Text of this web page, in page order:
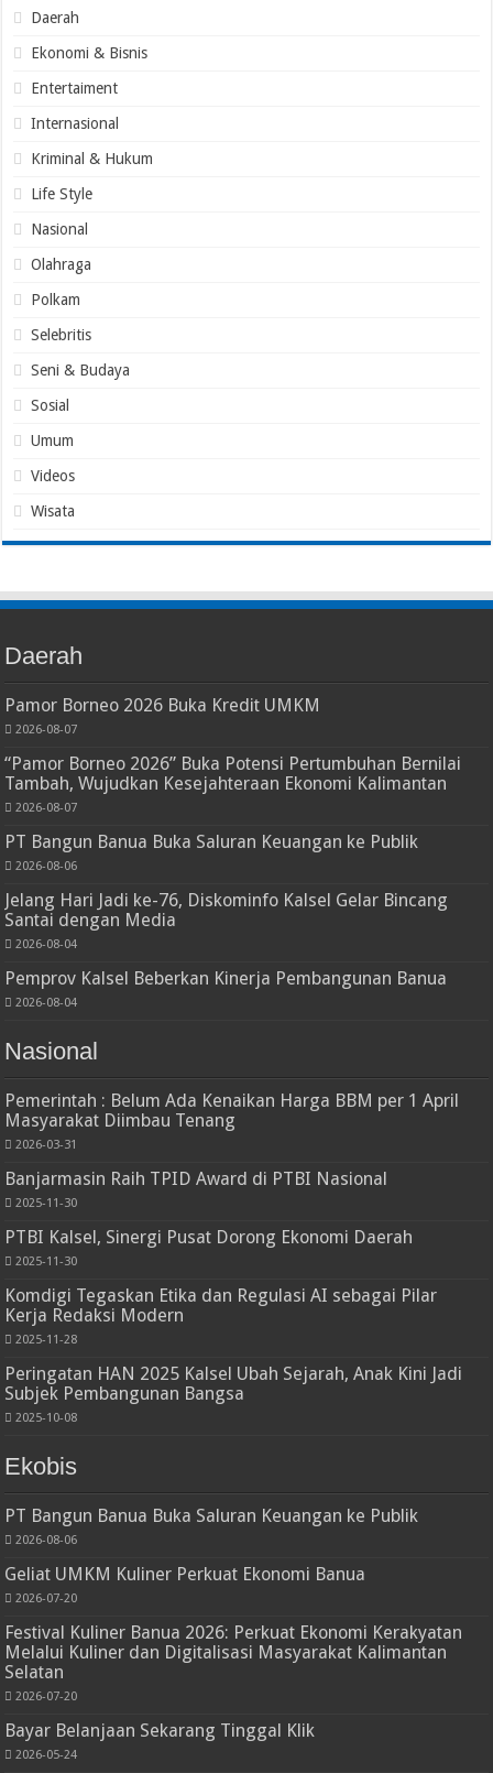
Daerah
Ekonomi & Bisnis
Entertaiment
Internasional
Kriminal & Hukum
Life Style
Nasional
Olahraga
Polkam
Selebritis
Seni & Budaya
Sosial
Umum
Videos
Wisata
Daerah
Pamor Borneo 2026 Buka Kredit UMKM
2026-08-07
“Pamor Borneo 2026” Buka Potensi Pertumbuhan Bernilai
Tambah, Wujudkan Kesejahteraan Ekonomi Kalimantan
2026-08-07
PT Bangun Banua Buka Saluran Keuangan ke Publik
2026-08-06
Jelang Hari Jadi ke-76, Diskominfo Kalsel Gelar Bincang
Santai dengan Media
2026-08-04
Pemprov Kalsel Beberkan Kinerja Pembangunan Banua
2026-08-04
Nasional
Pemerintah : Belum Ada Kenaikan Harga BBM per 1 April
Masyarakat Diimbau Tenang
2026-03-31
Banjarmasin Raih TPID Award di PTBI Nasional
2025-11-30
PTBI Kalsel, Sinergi Pusat Dorong Ekonomi Daerah
2025-11-30
Komdigi Tegaskan Etika dan Regulasi AI sebagai Pilar
Kerja Redaksi Modern
2025-11-28
Peringatan HAN 2025 Kalsel Ubah Sejarah, Anak Kini Jadi
Subjek Pembangunan Bangsa
2025-10-08
Ekobis
PT Bangun Banua Buka Saluran Keuangan ke Publik
2026-08-06
Geliat UMKM Kuliner Perkuat Ekonomi Banua
2026-07-20
Festival Kuliner Banua 2026: Perkuat Ekonomi Kerakyatan
Melalui Kuliner dan Digitalisasi Masyarakat Kalimantan
Selatan
2026-07-20
Bayar Belanjaan Sekarang Tinggal Klik
2026-05-24